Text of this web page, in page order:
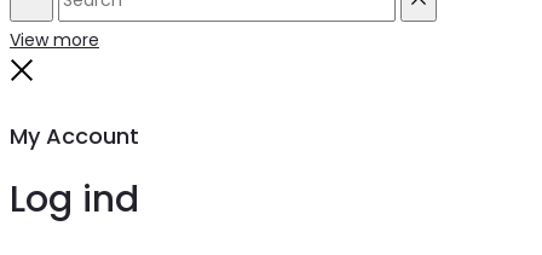
Search
View more
My Account
Log ind